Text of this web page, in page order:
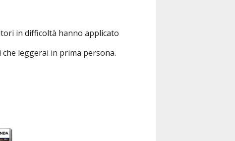
in difficoltà hanno applicato
leggerai in prima persona.